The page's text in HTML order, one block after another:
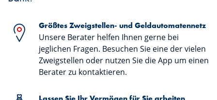
Größtes Zweigstellen- und Geldautomatennetz
Unsere Berater helfen Ihnen gerne bei
jeglichen Fragen. Besuchen Sie eine der vielen
Zweigstellen oder nutzen Sie die App um einen
Berater zu kontaktieren.